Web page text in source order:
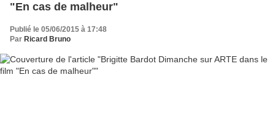
"En cas de malheur"
Publié le 05/06/2015 à 17:48
Par Ricard Bruno